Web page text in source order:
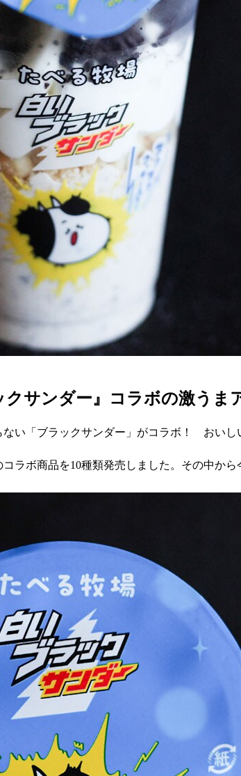
サンダー』コラボの激うま
い「ブラックサンダー」がコラボ！ おいし
ラボ商品を10種類発売しました。その中